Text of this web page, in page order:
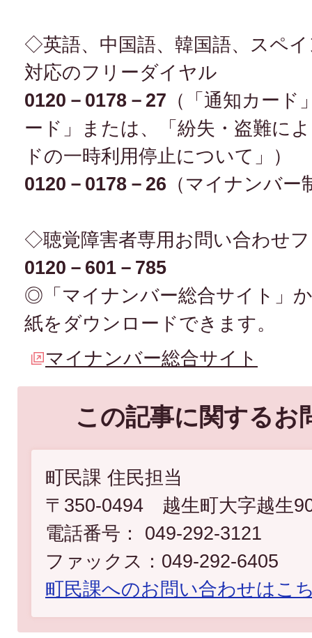
◇英語、中国語、韓国語、スペ
対応のフリーダイヤル
0120－0178－27 （「通知カー
ード」または、「紛失・盗難に
ドの一時利用停止について」）
0120－0178－26 （マイナンバ
◇聴覚障害者専用お問い合わせ
0120－601－785
◎「マイナンバー総合サイト」
紙をダウンロードできます。
マイナンバー総合サイト
この記事に関するお
町民課 住民担当
〒350-0494 越生町大字越生
電話番号： 049-292-3121
ファックス：049-292-6405
町民課へのお問い合わせはこ